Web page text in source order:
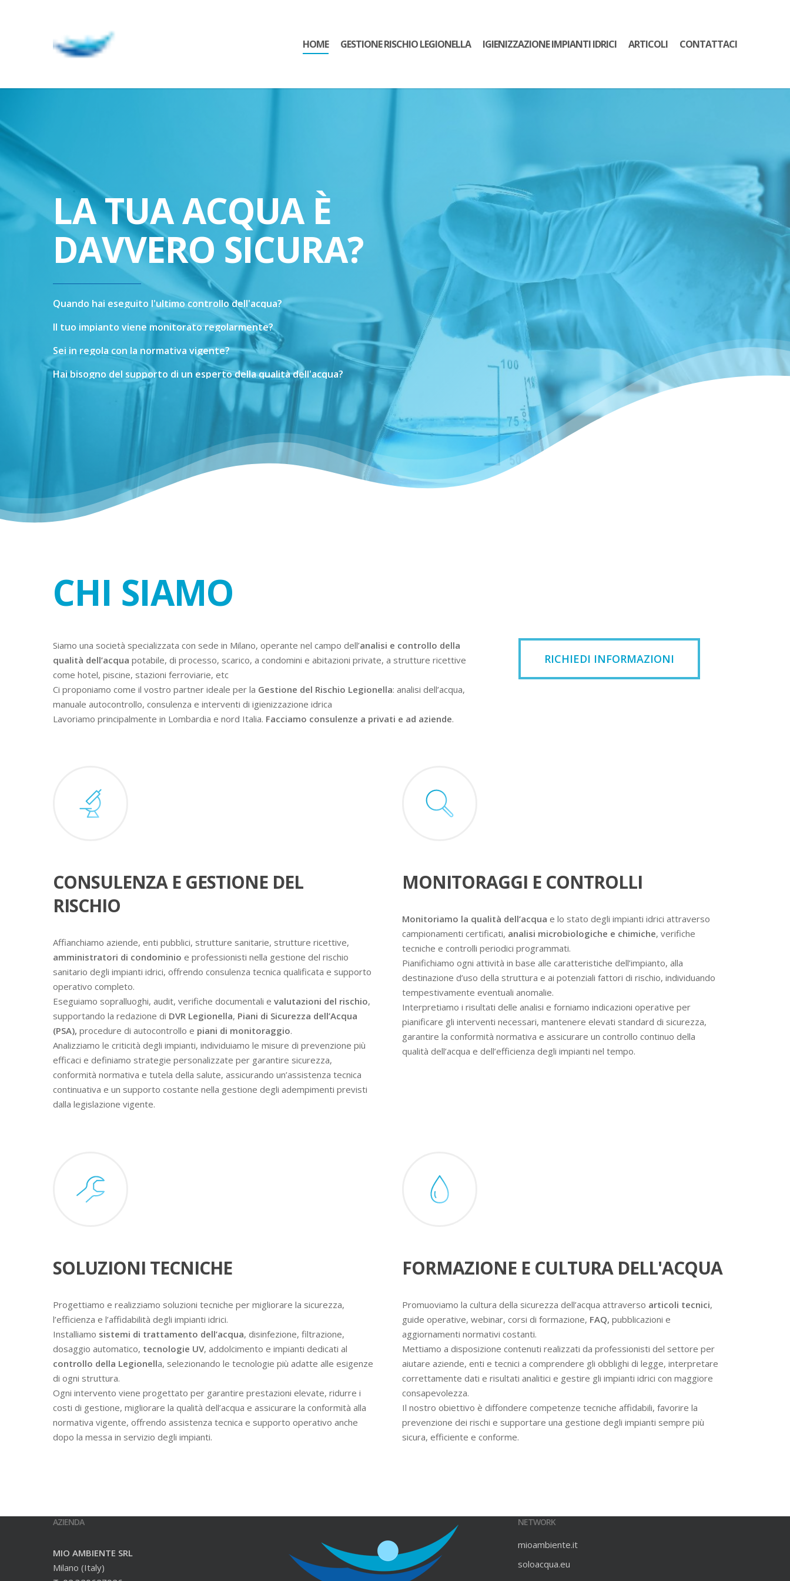
HOME GESTIONE RISCHIO LEGIONELLA IGIENIZZAZIONE IMPIANTI IDRICI ARTICOLI CONTATTACI
LA TUA ACQUA È
DAVVERO SICURA?
Quando hai eseguito l'ultimo controllo dell'acqua?
Il tuo impianto viene monitoratoregolarmente?
Sei in regola con la normativa vigente?
Hai bisogno del supporto di un espertodellaqualitàdell'acqua?
CHI SIAMO
Siamo una società specializzata con sede in Milano, operante nel campo dell’analisi e controllo della
qualità dell’acquapotabile, di processo, scarico, a condomini e abitazioni private, a strutture ricettive
come hotel, piscine, stazioni ferroviarie, etc
Ci proponiamo come il vostro partner ideale per la Gestione del Rischio Legionella: analisi dell’acqua,
manuale autocontrollo, consulenza e interventi di igienizzazione idrica
Lavoriamo principalmente in Lombardia e nord Italia. Facciamo consulenze a privati e ad aziende.
RICHIEDI INFORMAZIONI
CONSULENZA E GESTIONE DEL
RISCHIO
Affianchiamo aziende, enti pubblici, strutture sanitarie, strutture ricettive,
amministratori di condominio e professionisti nella gestione del rischio
sanitario degli impianti idrici, offrendo consulenza tecnica qualificata e supporto
operativo completo.
Eseguiamo sopralluoghi, audit, verifiche documentali evalutazioni del rischio,
supportando la redazione di DVR Legionella, Piani di Sicurezza dell’Acqua
(PSA), procedure di autocontrollo e piani di monitoraggio.
Analizziamo le criticità degli impianti, individuiamo le misure di prevenzione più
efficaci e definiamo strategie personalizzate per garantire sicurezza,
conformità normativa e tutela della salute, assicurando un’assistenza tecnica
continuativa e un supporto costante nella gestione degli adempimenti previsti
dalla legislazione vigente.
MONITORAGGI E CONTROLLI
Monitoriamo la qualità dell’acqua e lo stato degli impianti idrici attraverso
campionamenti certificati, analisi microbiologiche e chimiche, verifiche
tecniche e controlli periodici programmati.
Pianifichiamo ogni attività in base alle caratteristiche dell’impianto, alla
destinazione d’uso della struttura e ai potenziali fattori di rischio, individuando
tempestivamente eventuali anomalie.
Interpretiamo i risultati delle analisi e forniamo indicazioni operative per
pianificare gli interventi necessari, mantenere elevati standard di sicurezza,
garantire la conformità normativa e assicurare un controllo continuo della
qualità dell’acqua e dell’efficienza degli impianti nel tempo.
SOLUZIONI TECNICHE
Progettiamo e realizziamo soluzioni tecniche per migliorare la sicurezza,
l’efficienza e l’affidabilità degli impianti idrici.
Installiamo sistemi di trattamento dell’acqua, disinfezione, filtrazione,
dosaggio automatico, tecnologie UV, addolcimento e impianti dedicati al
controllo della Legionella, selezionando le tecnologie più adatte alle esigenze
di ogni struttura.
Ogni intervento viene progettato per garantire prestazioni elevate, ridurre i
costi di gestione, migliorare la qualità dell’acqua e assicurare la conformità alla
normativa vigente, offrendo assistenza tecnica e supporto operativo anche
dopo la messa in servizio degli impianti.
FORMAZIONE E CULTURA DELL'ACQUA
Promuoviamo la cultura della sicurezza dell’acqua attraverso articoli tecnici,
guide operative, webinar, corsi di formazione, FAQ, pubblicazioni e
aggiornamenti normativi costanti.
Mettiamo a disposizione contenuti realizzati da professionisti del settore per
aiutare aziende, enti e tecnici a comprendere gli obblighi di legge, interpretare
correttamente dati e risultati analitici e gestire gli impianti idrici con maggiore
consapevolezza.
Il nostro obiettivo è diffondere competenze tecniche affidabili, favorire la
prevenzione dei rischi e supportare una gestione degli impianti sempre più
sicura, efficiente e conforme.
AZIENDA
MIO AMBIENTE SRL
Milano (Italy)
NETWORK
mioambiente.it
soloacqua.eu